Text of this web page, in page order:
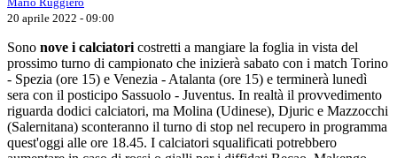
20 aprile 2022 - 09:00
Sono nove i calciatori costretti a mangiare la foglia in vista del
prossimo turno di campionato che inizierà sabato con i match Torino
- Spezia (ore 15) e Venezia - Atalanta (ore 15) e terminerà lunedì
sera con il posticipo Sassuolo - Juventus. In realtà il provvedimento
riguarda dodici calciatori, ma Molina (Udinese), Djuric e Mazzocchi
(Salernitana) sconteranno il turno di stop nel recupero in programma
quest'oggi alle ore 18.45. I calciatori squalificati potrebbero